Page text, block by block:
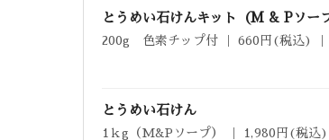
とうめい石けんキット（M & Pソープ
200g 色素チップ付 ｜ 660円(税込)
とうめい石けん
1ｋg（M&Pソープ） ｜ 1,980円(税込